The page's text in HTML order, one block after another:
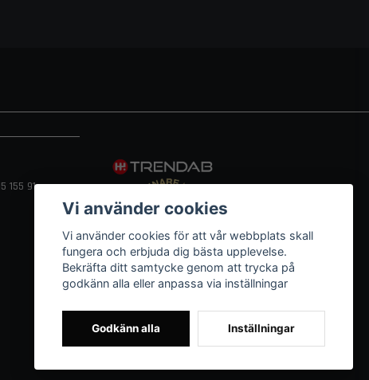
155 91
Vi använder cookies
Vi använder cookies för att vår webbplats skall
fungera och erbjuda dig bästa upplevelse.
Bekräfta ditt samtycke genom att trycka på
godkänn alla eller anpassa via inställningar
Godkänn alla Inställningar